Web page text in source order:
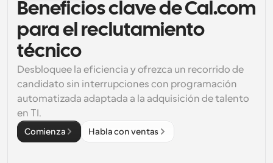
Beneficios clave de Cal.com
para el reclutamiento
técnico
Desbloquee la eficiencia y ofrezca un recorrido de
candidato sin interrupciones con programación
automatizada adaptada a la adquisición de talento
en TI.
Comienza Habla con ventas